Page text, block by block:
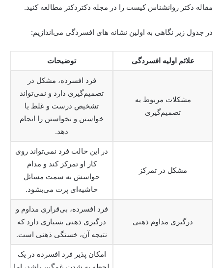
مقاله دکتر روانشناس کیست را در مجله دکتردکتر مطالعه کنید.
در جدول زیر نگاهی به اولین نشانه‌ های افسردگی می‌اندازیم:
علائم اولیه افسردگی توضیحات
مشکلات مربوط به
تصمیم‌گیری
فرد افسرده، مشکل در
تصمیم‌گیری دارد و نمی‌تواند
تشخیص درست و غلط یا
خواستن و نخواستن را انجام
دهد.
مشکل در تمرکز
در این حالت فرد نمی‌تواند روی
کار او تمرکز کند و مدام
حواسش به سمت مسائل
حاشیه‌ای پرت می‌بشود.
درگیری مداوم ذهنی
فرد افسرده، بی‌قراری مداوم و
درگیری ذهنی بسیاری دارد که
نتیجه آن، خستگی ذهنی است.
امکان پذیر فرد افسرده در یک